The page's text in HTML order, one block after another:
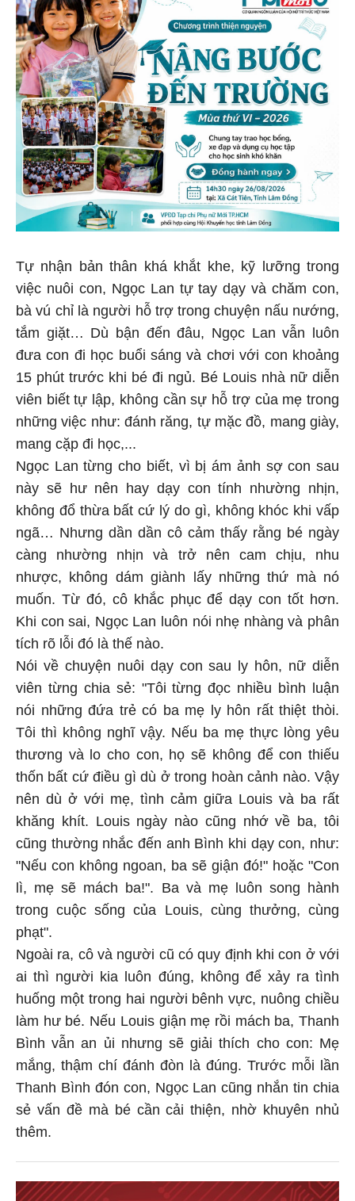
Tự nhận bản thân khá khắt khe, kỹ lưỡng trong
việc nuôi con, Ngọc Lan tự tay dạy và chăm con,
bà vú chỉ là người hỗ trợ trong chuyện nấu nướng,
tắm giặt… Dù bận đến đâu, Ngọc Lan vẫn luôn
đưa con đi học buổi sáng và chơi với con khoảng
15 phút trước khi bé đi ngủ. Bé Louis nhà nữ diễn
viên biết tự lập, không cần sự hỗ trợ của mẹ trong
những việc như: đánh răng, tự mặc đồ, mang giày,
mang cặp đi học,...
Ngọc Lan từng cho biết, vì bị ám ảnh sợ con sau
này sẽ hư nên hay dạy con tính nhường nhịn,
không đổ thừa bất cứ lý do gì, không khóc khi vấp
ngã… Nhưng dần dần cô cảm thấy rằng bé ngày
càng nhường nhịn và trở nên cam chịu, nhu
nhược, không dám giành lấy những thứ mà nó
muốn. Từ đó, cô khắc phục để dạy con tốt hơn.
Khi con sai, Ngọc Lan luôn nói nhẹ nhàng và phân
tích rõ lỗi đó là thế nào.
Nói về chuyện nuôi dạy con sau ly hôn, nữ diễn
viên từng chia sẻ: "Tôi từng đọc nhiều bình luận
nói những đứa trẻ có ba mẹ ly hôn rất thiệt thòi.
Tôi thì không nghĩ vậy. Nếu ba mẹ thực lòng yêu
thương và lo cho con, họ sẽ không để con thiếu
thốn bất cứ điều gì dù ở trong hoàn cảnh nào. Vậy
nên dù ở với mẹ, tình cảm giữa Louis và ba rất
khăng khít. Louis ngày nào cũng nhớ về ba, tôi
cũng thường nhắc đến anh Bình khi dạy con, như:
"Nếu con không ngoan, ba sẽ giận đó!" hoặc "Con
lì, mẹ sẽ mách ba!". Ba và mẹ luôn song hành
trong cuộc sống của Louis, cùng thưởng, cùng
phạt".
Ngoài ra, cô và người cũ có quy định khi con ở với
ai thì người kia luôn đúng, không để xảy ra tình
huống một trong hai người bênh vực, nuông chiều
làm hư bé. Nếu Louis giận mẹ rồi mách ba, Thanh
Bình vẫn an ủi nhưng sẽ giải thích cho con: Mẹ
mắng, thậm chí đánh đòn là đúng. Trước mỗi lần
Thanh Bình đón con, Ngọc Lan cũng nhắn tin chia
sẻ vấn đề mà bé cần cải thiện, nhờ khuyên nhủ
thêm.